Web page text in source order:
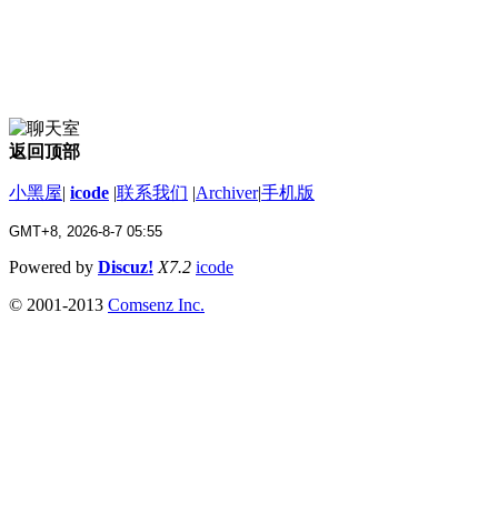
返回顶部
小黑屋| icode |联系我们 |Archiver|手机版
GMT+8, 2026-8-7 05:55
Powered by Discuz! X7.2 icode
© 2001-2013 Comsenz Inc.